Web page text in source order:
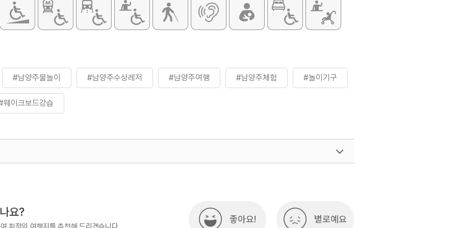
워실 등
화장실 있음
#남양주물놀이 #남양주수상레저 #남양주여행 #남양주체험 #놀이기구
웨이크보드강습
요?
좋아요! 별로예요